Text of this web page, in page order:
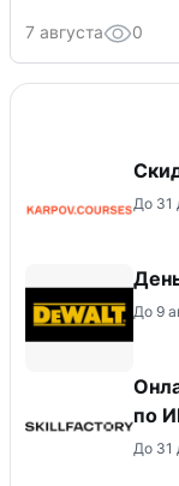
7 августа 0
До 31
До 9
по
До 31